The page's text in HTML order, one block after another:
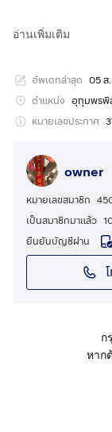
ขายที่ดิน 5 ไร่ก
ที่ดินติดถนนของห
น้ำประปา-การป
อยู่ที่ หมู่4 บ้านสีแ
ใกล้ตัวอำเภออุทุ
โรงพยาบาลอุทุม
สถานนีรถไฟอุทุม
สถานีตำรวจอุทุ
ใกล้ปราสาทวัดา
โรงเรียนดัง ตล
ห่างจากที่ดิน ปร
พอเพียง ทำโคก
ศรีสะเกษ มีชื่อเสี
เจ้าของขายเอง
อ่านเพิ่มเติม
อัพเดทล่าสุด 05 ส
ตำแหน่ง อุทุมพรพิ
หมายเลขประกาศ
owner
หมายเลขสมาชิก
เป็นสมาชิกมาแล้ว
ยืนยันบัญชีผ่าน
ก
หาก